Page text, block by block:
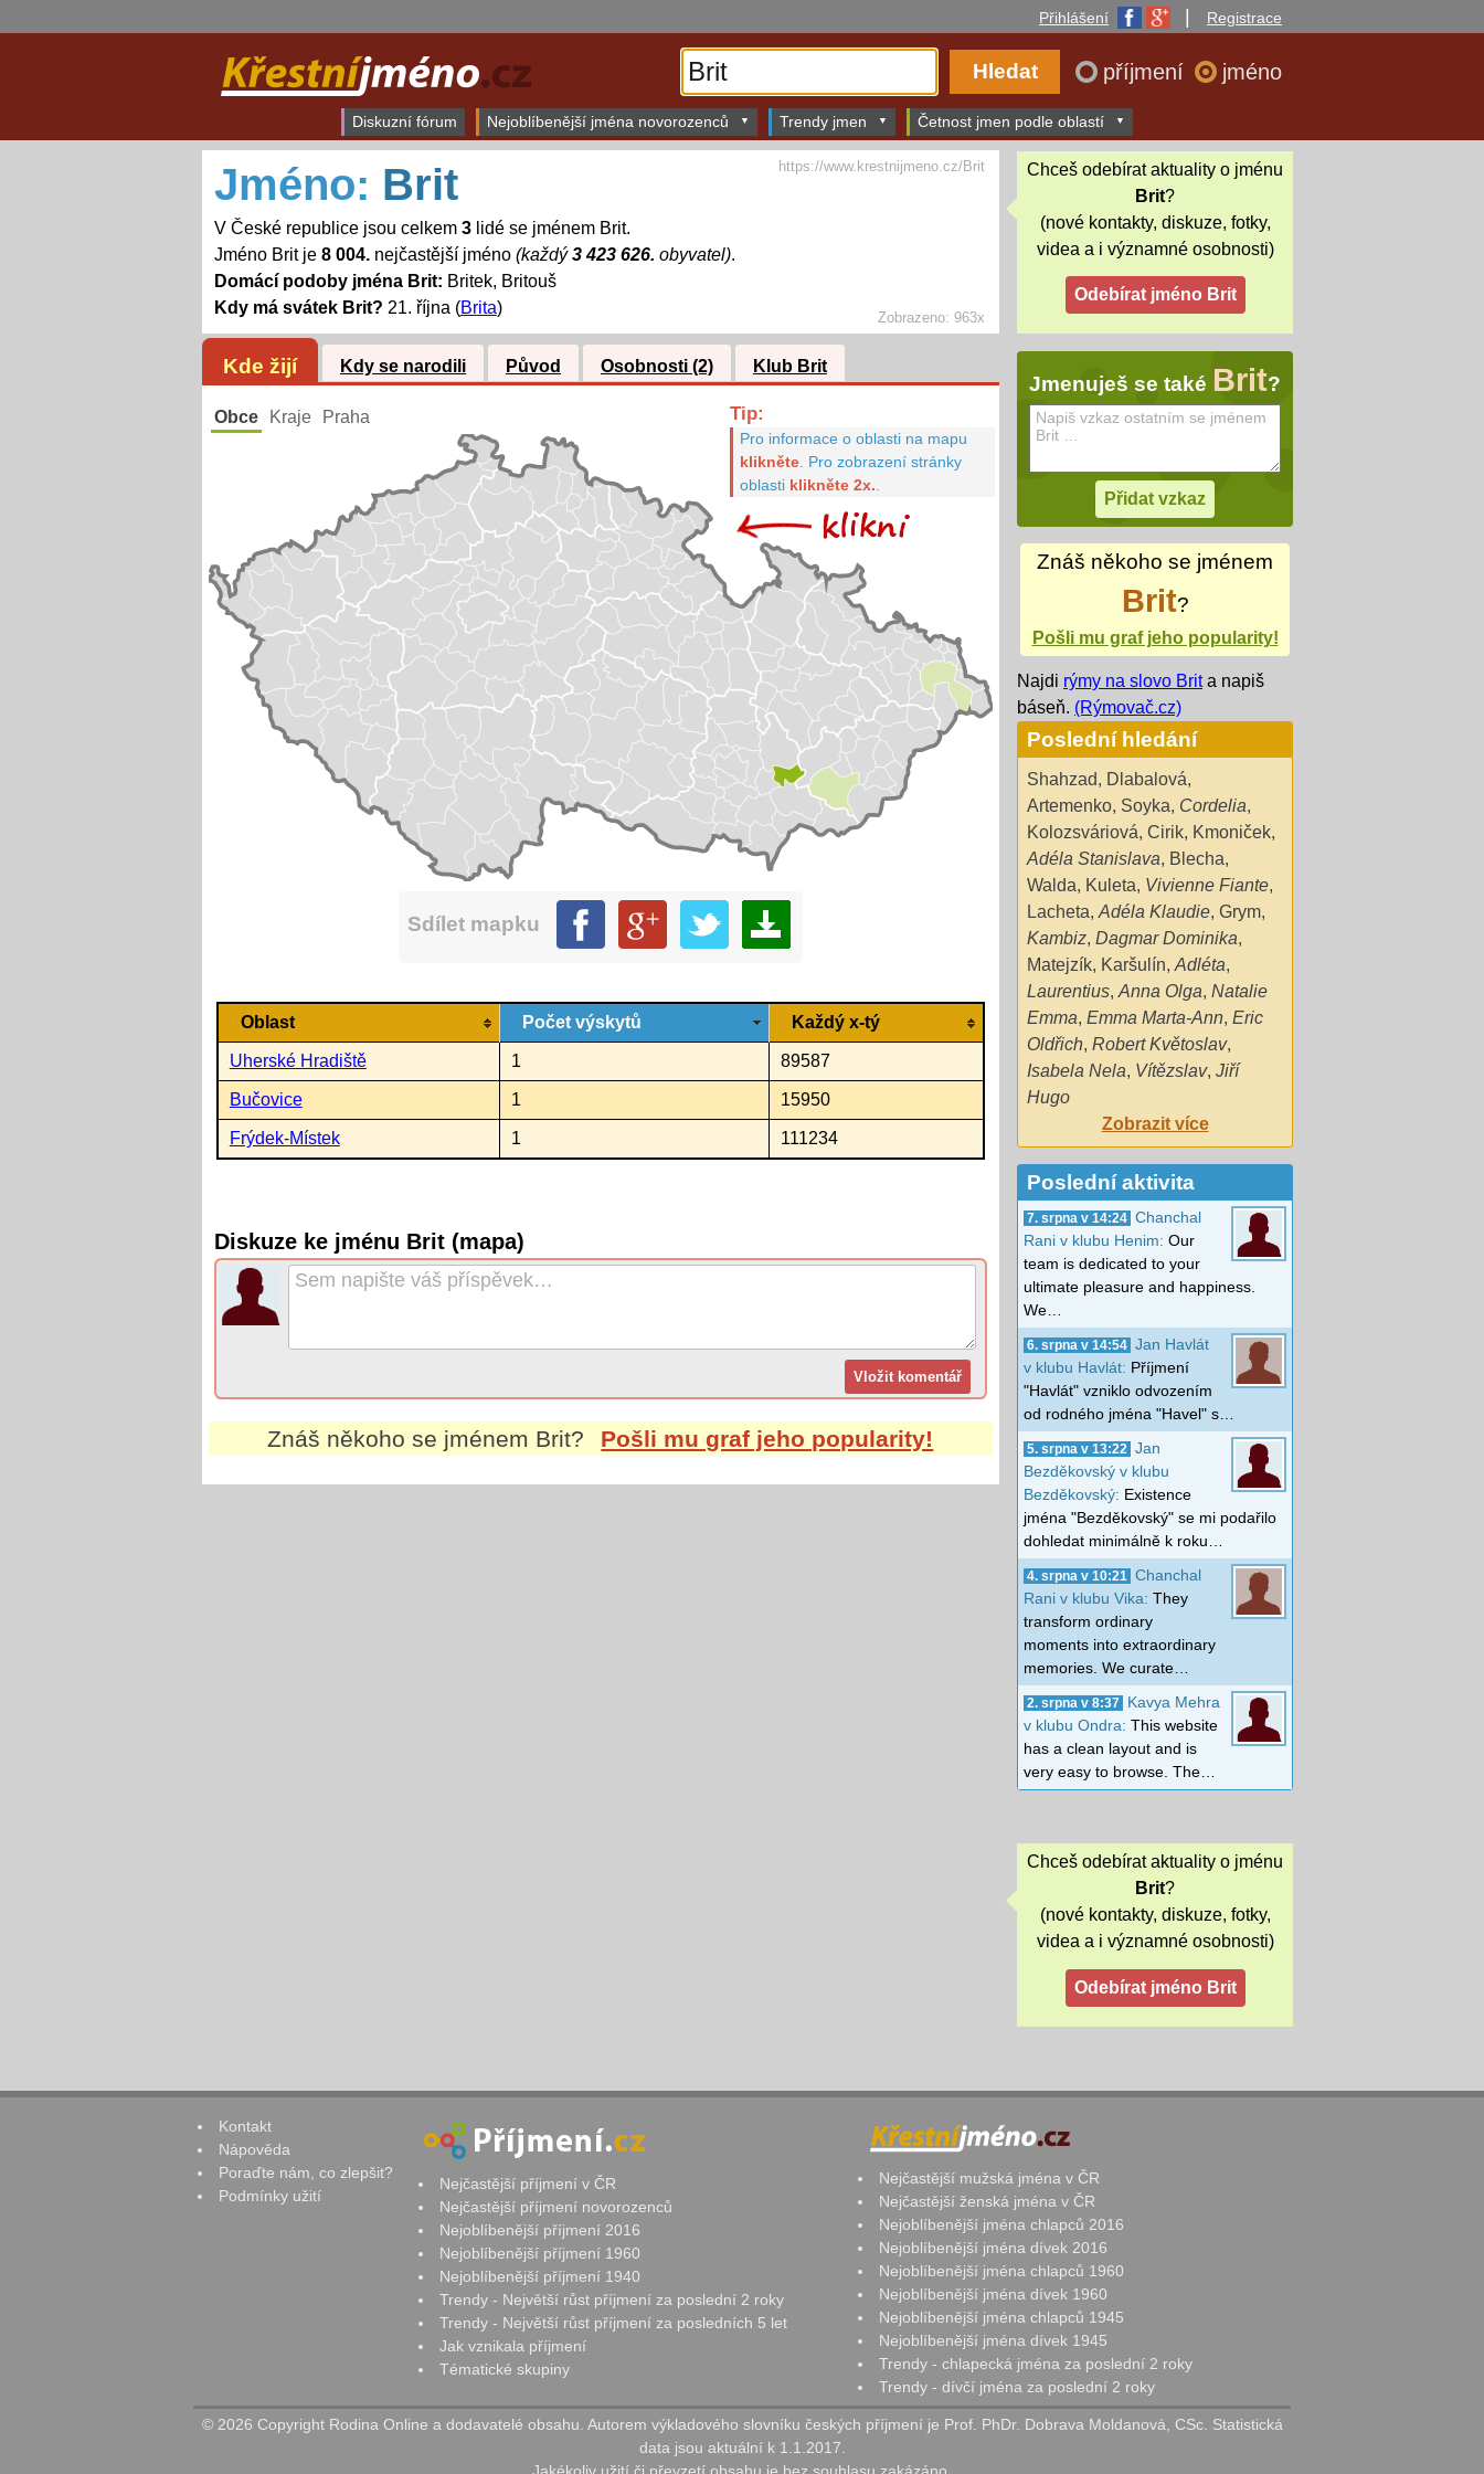
Přihlášení Registrace
příjmení jméno
Diskuzní fórum Nejoblíbenější jména novorozenců Trendy jmen Četnost jmen podle oblastí
Zobrazeno: 963x
Jméno: Brit
V České republice jsou celkem 3lidé se jménem Brit.
Jméno Brit je 8 004.nejčastější jméno (každý3 423 626. obyvatel).
Domácí podoby jména Brit: Britek, Britouš
Kdy má svátek Brit? 21. října (Brita)
https://www.krestnijmeno.cz/Brit
Kde žijí Kdy se narodili Původ Osobnosti (2) Klub Brit
Obce Kraje Praha Tip:
Pro informace o oblasti na mapu
klikněte. Pro zobrazení stránky
oblasti klikněte 2x.
Sdílet mapku
Oblast Počet výskytů Každý x-tý
Uherské Hradiště 1 89587
Bučovice 1 15950
Frýdek-Místek 1 111234
Diskuze ke jménu Brit (mapa)
Znáš někoho se jménem Brit? Pošli mu graf jeho popularity!
Chceš odebírat aktuality o jménu
Brit?
(nové kontakty, diskuze, fotky,
videa a i významné osobnosti)
Jmenuješ se také Brit?
Znáš někoho se jménem
Brit?
Pošli mu graf jeho popularity!
Najdi rýmy na slovo Brita napiš
báseň. (Rýmovač.cz)
Poslední hledání
Shahzad, Dlabalová,
Artemenko, Soyka, Cordelia,
Kolozsváriová, Cirik, Kmoniček,
Adéla Stanislava, Blecha,
Walda, Kuleta, Vivienne Fiante,
Lacheta, Adéla Klaudie, Grym,
Kambiz, Dagmar Dominika,
Matejzík, Karšulín, Adléta,
Laurentius, Anna Olga, Natalie
Emma, Emma Marta-Ann, Eric
Oldřich, Robert Květoslav,
Isabela Nela, Vítězslav, Jiří
Hugo
Zobrazit více
Poslední aktivita
7. srpna v 14:24 Chanchal
Rani v klubu Henim: Our
team is dedicated to your
ultimate pleasure and happiness.
We…
6. srpna v 14:54 Jan Havlát
v klubu Havlát: Příjmení
"Havlát" vzniklo odvozením
od rodného jména "Havel" s…
5. srpna v 13:22
Jan
Bezděkovský v klubu
Bezděkovský: Existence
jména "Bezděkovský" se mi podařilo
dohledat minimálně k roku…
4. srpna v 10:21
Chanchal
Rani v klubu Vika: They
transform ordinary
moments into extraordinary
memories. We curate…
2. srpna v 8:37
Kavya Mehra
v klubu Ondra: This website
has a clean layout and is
very easy to browse. The…
Chceš odebírat aktuality o jménu
Brit?
(nové kontakty, diskuze, fotky,
videa a i významné osobnosti)
Kontakt
Nápověda
Poraďte nám, co zlepšit?
Podmínky užití
Nejčastější příjmení v ČR
Nejčastější příjmení novorozenců
Nejoblíbenější příjmení 2016
Nejoblíbenější příjmení 1960
Nejoblíbenější příjmení 1940
Trendy - Největší růst příjmení za poslední 2 roky
Trendy - Největší růst příjmení za posledních 5 let
Jak vznikala příjmení
Tématické skupiny
Nejčastější mužská jména v ČR
Nejčastější ženská jména v ČR
Nejoblíbenější jména chlapců 2016
Nejoblíbenější jména dívek 2016
Nejoblíbenější jména chlapců 1960
Nejoblíbenější jména dívek 1960
Nejoblíbenější jména chlapců 1945
Nejoblíbenější jména dívek 1945
Trendy - chlapecká jména za poslední 2 roky
Trendy - dívčí jména za poslední 2 roky
© 2026 Copyright Rodina Online a dodavatelé obsahu. Autorem výkladového slovníku českých příjmení je Prof. PhDr. Dobrava Moldanová, CSc. Statistická
data jsou aktuální k 1.1.2017.